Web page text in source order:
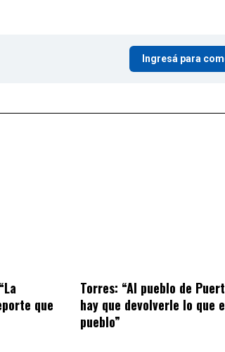
Ingresá para
que
Torres: “Al pueblo de
hay que devolverle lo que
pueblo”